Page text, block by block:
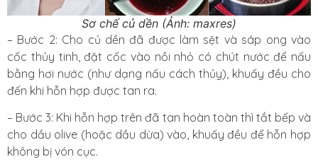
Sơ chế củ dền (Ảnh: maxres)
– Bước 2: Cho củ dền đã được làm sệt và sáp ong vào
cốc thủy tinh, đặt cốc vào nồi nhỏ có chút nước để nấu
bằng hơi nước (như dạng nấu cách thủy), khuấy đều cho
đến khi hỗn hợp được tan ra.
– Bước 3: Khi hỗn hợp trên đã tan hoàn toàn thì tắt bếp và
cho dầu olive (hoặc dầu dừa) vào, khuấy đều để hỗn hợp
không bị vón cục.